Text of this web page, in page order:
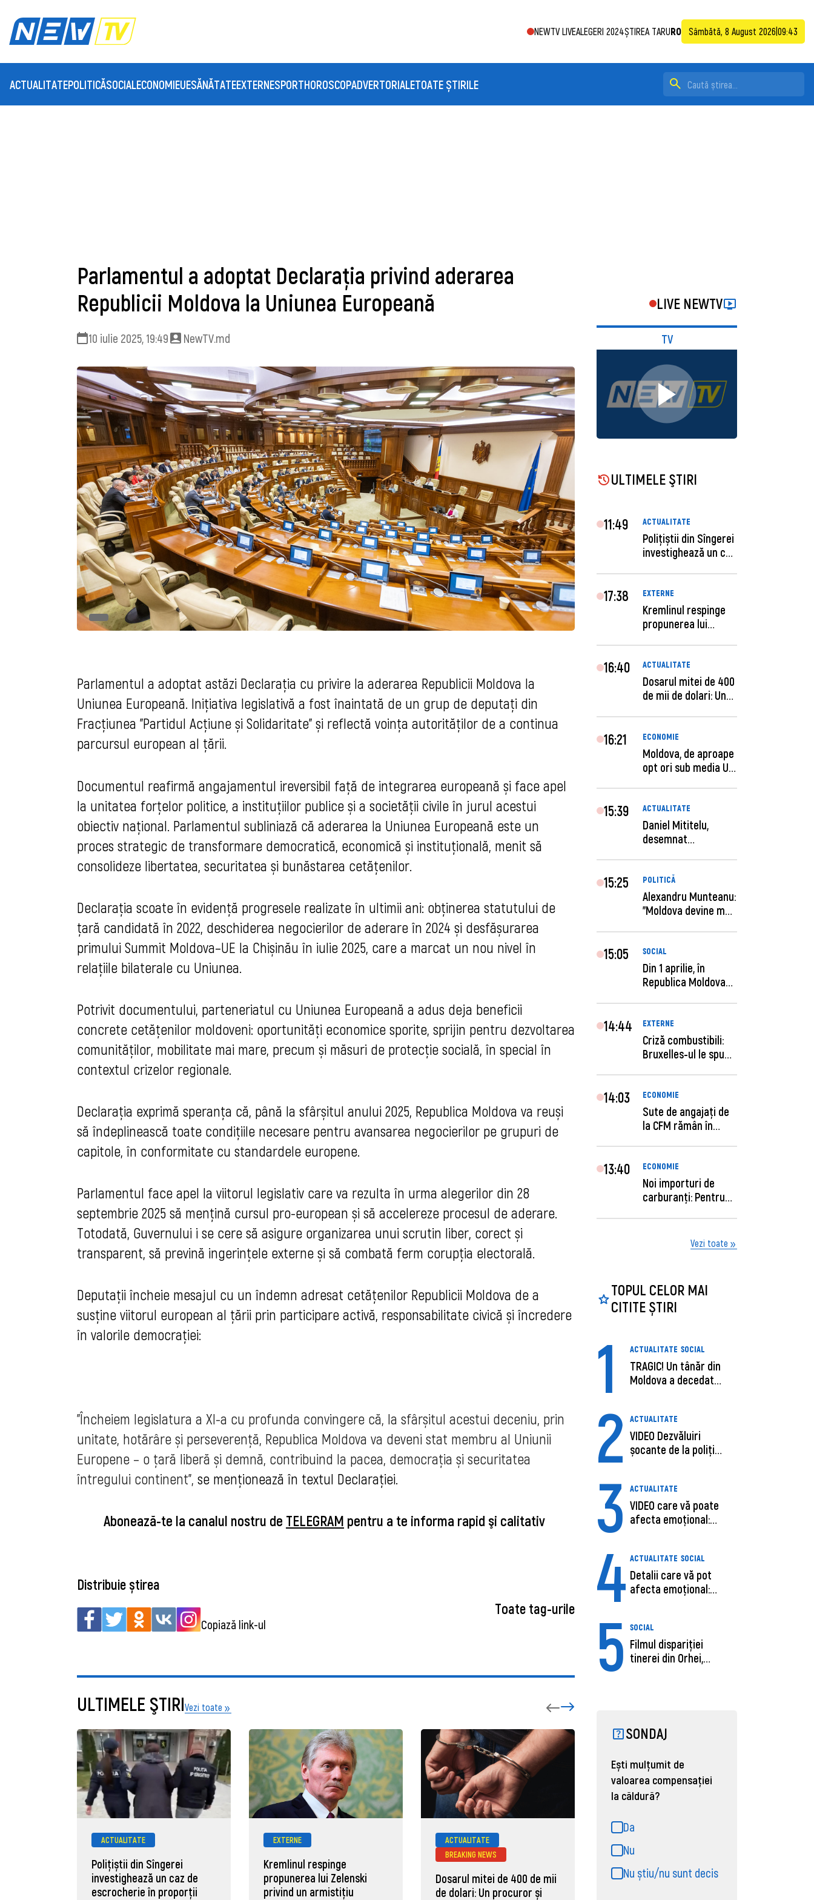
NEWTV LIVEALEGERI 2024ȘTIREA TARURO Sâmbătă, 8 August 2026 09:43
ACTUALITATEPOLITICĂSOCIAL ECONOMIEUESĂNĂTATEEXTERNESPORTHOROSCOPADVERTORIALETOATE ȘTIRILE
Parlamentul a adoptat Declarația privind aderarea
Republicii Moldova la Uniunea Europeană
10 iulie 2025, 19:49 NewTV.md
Parlamentul a adoptat astăzi Declarația cu privire la aderarea Republicii Moldova la
Uniunea Europeană. Inițiativa legislativă a fost înaintată de un grup de deputați din
Fracțiunea "Partidul Acțiune și Solidaritate" și reflectă voința autorităților de a continua
parcursul european al țării.
Documentul reafirmă angajamentul ireversibil față de integrarea europeană și face apel
la unitatea forțelor politice, a instituțiilor publice și a societății civile în jurul acestui
obiectiv național. Parlamentul subliniază că aderarea la Uniunea Europeană este un
proces strategic de transformare democratică, economică și instituțională, menit să
consolideze libertatea, securitatea și bunăstarea cetățenilor.
Declarația scoate în evidență progresele realizate în ultimii ani: obținerea statutului de
țară candidată în 2022, deschiderea negocierilor de aderare în 2024 și desfășurarea
primului Summit Moldova–UE la Chișinău în iulie 2025, care a marcat un nou nivel în
relațiile bilaterale cu Uniunea.
Potrivit documentului, parteneriatul cu Uniunea Europeană a adus deja beneficii
concrete cetățenilor moldoveni: oportunități economice sporite, sprijin pentru dezvoltarea
comunităților, mobilitate mai mare, precum și măsuri de protecție socială, în special în
contextul crizelor regionale.
Declarația exprimă speranța că, până la sfârșitul anului 2025, Republica Moldova va reuși
să îndeplinească toate condițiile necesare pentru avansarea negocierilor pe grupuri de
capitole, în conformitate cu standardele europene.
Parlamentul face apel la viitorul legislativ care va rezulta în urma alegerilor din 28
septembrie 2025 să mențină cursul pro-european și să accelereze procesul de aderare.
Totodată, Guvernului i se cere să asigure organizarea unui scrutin liber, corect și
transparent, să prevină ingerințele externe și să combată ferm corupția electorală.
Deputaţii încheie mesajul cu un îndemn adresat cetățenilor Republicii Moldova de a
susține viitorul european al țării prin participare activă, responsabilitate civică și încredere
în valorile democrației:
"Încheiem legislatura a XI-а cu profunda convingere că, la sfârșitul acestui deceniu, prin
unitate, hotărâre și perseverență, Republica Moldova va deveni stat membru al Uniunii
Europene – о țară liberă și demnă, contribuind la pacea, democrația și securitatea
întregului continent", se menționează în textul Declarației.
Abonează-te la canalul nostru de TELEGRAM pentru a te informa rapid şi calitativ
Distribuie știrea
Copiază link-ul
Toate tag-urile
ULTIMELE ŞTIRIVezi toate
ACTUALITATE
Polițiștii din Sîngerei
investighează un caz de
escrocherie în proporții
EXTERNE
Kremlinul respinge
propunerea lui Zelenski
privind un armistițiu
ACTUALITATE
BREAKING NEWS
Dosarul mitei de 400 de mii
de dolari: Un procuror și
sub media UE la costul
LIVE NEWTV
TV
ULTIMELE ŞTIRI
11:49 ACTUALITATE
Polițiștii din Sîngerei
investighează un caz
17:38 EXTERNE
Kremlinul respinge
propunerea lui
16:40 ACTUALITATE
Dosarul mitei de 400
de mii de dolari: Un
16:21 ECONOMIE
Moldova, de aproape
opt ori sub media UE
15:39 ACTUALITATE
Daniel Mititelu,
desemnat
15:25 POLITICĂ
Alexandru Munteanu:
"Moldova devine mai
15:05 SOCIAL
Din 1 aprilie, în
Republica Moldova
14:44 EXTERNE
Criză combustibili:
Bruxelles-ul le spune
14:03 ECONOMIE
Sute de angajaţi de
la CFM rămân în
13:40 ECONOMIE
Noi importuri de
carburanți: Pentru
Vezi toate
TOPUL CELOR MAI
CITITE ȘTIRI
1 ACTUALITATE SOCIAL
TRAGIC! Un tânăr din
Moldova a decedat
2 ACTUALITATE
VIDEO Dezvăluiri
șocante de la poliție,
3 ACTUALITATE
VIDEO care vă poate
afecta emoțional:
4 ACTUALITATE SOCIAL
Detalii care vă pot
afecta emoțional:
5 SOCIAL
Filmul dispariției
tinerei din Orhei,
SONDAJ
Ești mulțumit de
valoarea compensației
la căldură?
Da
Nu
Nu știu/nu sunt decis